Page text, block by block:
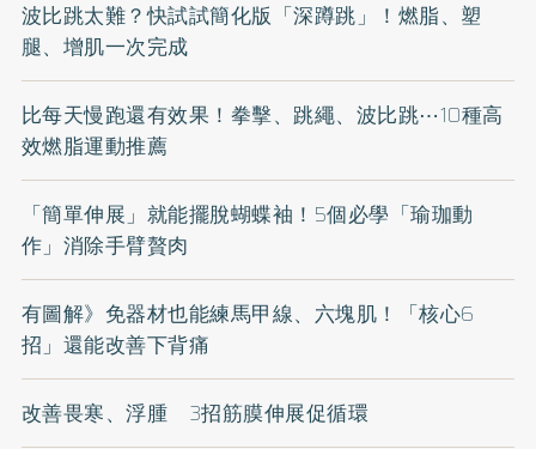
波比跳太難？快試試簡化版「深蹲跳」！燃脂、塑
腿、增肌一次完成
比每天慢跑還有效果！拳擊、跳繩、波比跳⋯10種高
效燃脂運動推薦
「簡單伸展」就能擺脫蝴蝶袖！5個必學「瑜珈動
作」消除手臂贅肉
有圖解》免器材也能練馬甲線、六塊肌！「核心6
招」還能改善下背痛
改善畏寒、浮腫 3招筋膜伸展促循環